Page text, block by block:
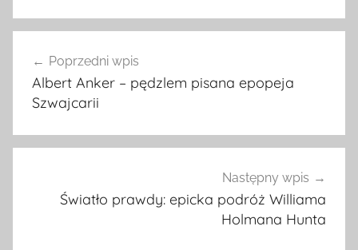
wpisu
Poprzedni wpis
Albert Anker – pędzlem pisana epopeja
Szwajcarii
Następny wpis
Światło prawdy: epicka podróż Williama
Holmana Hunta